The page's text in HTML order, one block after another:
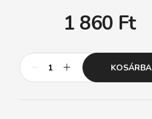
1 860 Ft
KOSÁRBA